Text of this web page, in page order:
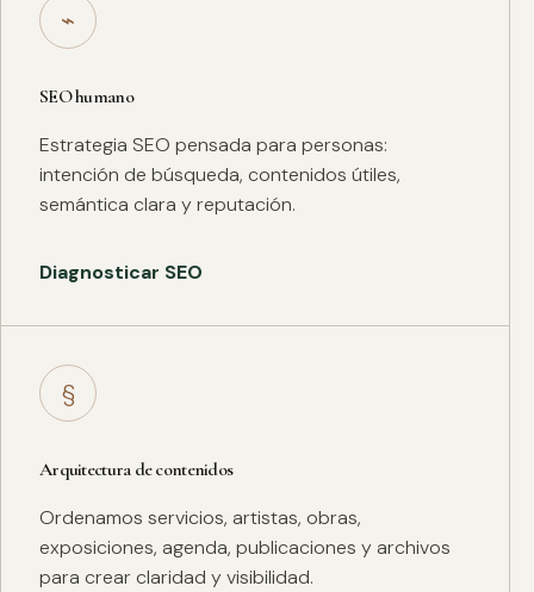
⌁
SEO humano
Estrategia SEO pensada para personas:
intención de búsqueda, contenidos útiles,
semántica clara y reputación.
Diagnosticar SEO
§
Arquitectura de contenidos
Ordenamos servicios, artistas, obras,
exposiciones, agenda, publicaciones y archivos
para crear claridad y visibilidad.